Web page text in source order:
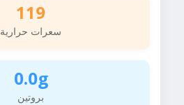
119
سعرات حرارية
0.0g
بروتين